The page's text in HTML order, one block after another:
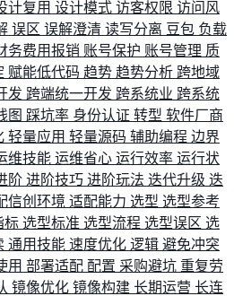
计复用 设计模式 访客权限 访问风
误区 误解澄清 读写分离 豆包 负载
务费用报销 账号保护 账号管理 质
赋能低代码 趋势 趋势分析 跨地域
发 跨端统一开发 跨系统业 跨系统
图 踩坑率 身份认证 转型 软件厂商
轻量应用 轻量源码 辅助编程 边界
维技能 运维省心 运行效率 运行状
阶 进阶技巧 进阶玩法 迭代升级 迭
信创环境 适配能力 选型 选型参考
标 选型标准 选型流程 选型误区 选
通用技能 速度优化 逻辑 避免冲突
用 部署适配 配置 采购避坑 重复劳
镜像优化 镜像构建 长期运营 长连